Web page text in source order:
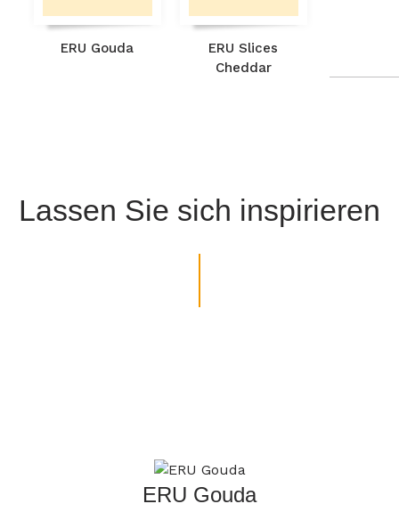
ERU Gouda
ERU Slices
Cheddar
Lassen Sie sich inspirieren
ERU Gouda